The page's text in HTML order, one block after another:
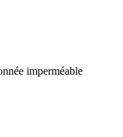
imperméable